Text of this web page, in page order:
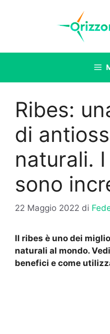
Ribes:
di
naturali.
sono
22 Maggio 2022 di
Il ribes è uno dei
naturali al mondo.
benefici e come